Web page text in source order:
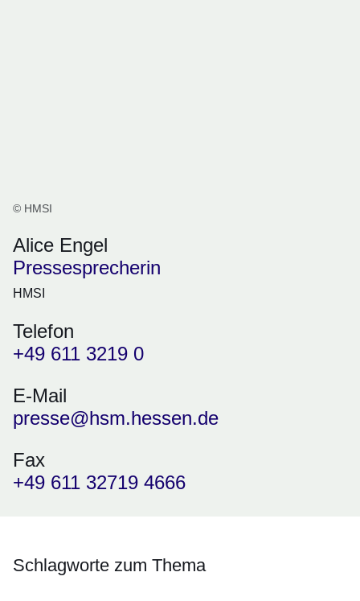
© HMSI
Alice Engel
Pressesprecherin
HMSI
Telefon
+49 611 3219 0
E-Mail
presse@hsm.hessen.de
Fax
+49 611 32719 4666
Schlagworte zum Thema